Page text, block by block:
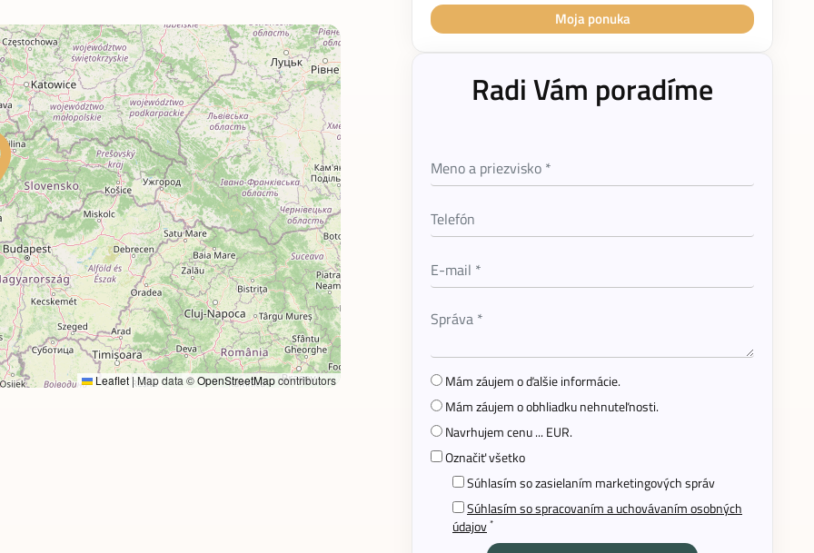
Leaflet |Map data ©OpenStreetMapcontributors
Moja ponuka
Radi Vám poradíme
Mám záujem o ďalšie informácie.
Mám záujem o obhliadku nehnuteľnosti.
Navrhujem cenu ... EUR.
Označiť všetko
Súhlasím so zasielaním marketingových správ
Súhlasím so spracovaním a uchovávaním osobných
údajov*